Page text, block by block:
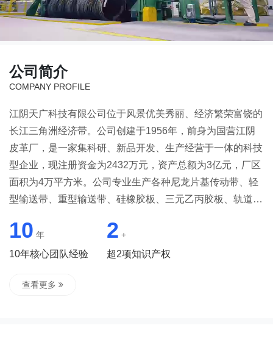
公司简介
COMPANY PROFILE
江阴天广科技有限公司位于风景优美秀丽、经济繁荣富饶的
长江三角洲经济带。公司创建于1956年，前身为国营江阴
皮革厂，是一家集科研、新品开发、生产经营于一体的科技
型企业，现注册资金为2432万元，资产总额为3亿元，厂区
面积为4万平方米。公司专业生产各种尼龙片基传动带、轻
型输送带、重型输送带、硅橡胶板、三元乙丙胶板、轨道用
100万平方米。（主要产品涉及化工、纺织、铁路、石油、
船用、光伏、桥梁、电子、工程机械等多个行业）公司拥有
Φ2000×3200鼓式硫化机组各一套，Φ1500×2950鼓式硫化
10 年
10年核心团队经验
2 +
超2项知识产权
查看更多